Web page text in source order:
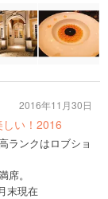
い！2016
ランクはロブショ
。
末現在
2016年11月30日